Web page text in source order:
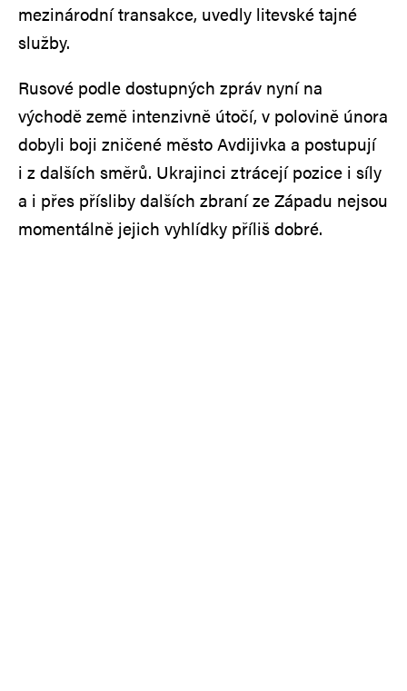
mezinárodní transakce, uvedly litevské tajné
služby.
Rusové podle dostupných zpráv nyní na
východě země intenzivně útočí, v polovině února
dobyli boji zničené město Avdijivka a postupují
i z dalších směrů. Ukrajinci ztrácejí pozice i síly
a i přes přísliby dalších zbraní ze Západu nejsou
momentálně jejich vyhlídky příliš dobré.